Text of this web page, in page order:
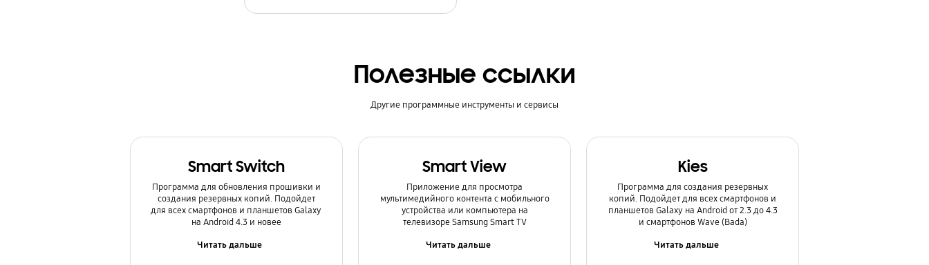
Полезные ссылки
Другие программные инструменты и сервисы
Smart Switch
Программа для обновления прошивки и
создания резервных копий. Подойдет
для всех смартфонов и планшетов Galaxy
на Android 4.3 и новее
Читать дальше
Smart View
Приложение для просмотра
мультимедийного контента с мобильного
устройства или компьютера на
телевизоре Samsung Smart TV
Читать дальше
Kies
Программа для создания резервных
копий. Подойдет для всех смартфонов и
планшетов Galaxy на Android от 2.3 до 4.3
и смартфонов Wave (Bada)
Читать дальше